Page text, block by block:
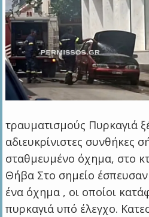
τραυματισμούς Πυρκαγιά
αδιευκρίνιστες συνθήκες
σταθμευμένο όχημα, στο
Θήβα Στο σημείο
ένα όχημα , οι οποίοι
πυρκαγιά υπό έλεγχο.